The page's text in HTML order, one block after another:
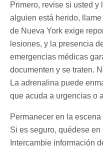
Primero, revise si usted
alguien está herido,
de Nueva York exige
lesiones, y la presencia
emergencias médicas
documenten y se traten.
La adrenalina puede
que acuda a urgencias o
Permanecer en la
Si es seguro, quédese
Intercambie información